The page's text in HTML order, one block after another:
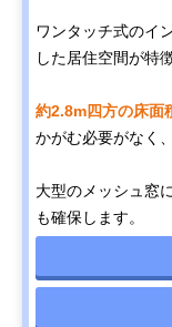
ワンタッチ式のイ
した居住空間が特
約2.8m四方の床面
かがむ必要がなく
大型のメッシュ窓
も確保します。